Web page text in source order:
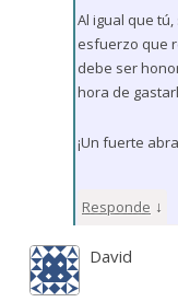
Al igual que
esfuerzo que
debe ser
hora de
¡Un fuerte
Responde ↓
David